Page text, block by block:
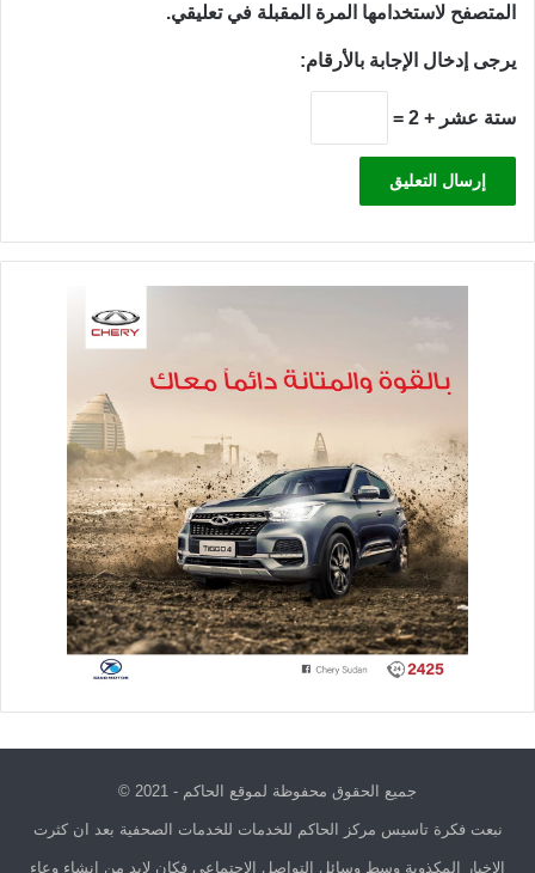
المتصفح لاستخدامها المرة المقبلة في تعليقي.
يرجى إدخال الإجابة بالأرقام:
ستة عشر + 2 =
جميع الحقوق محفوظة لموقع الحاكم - 2021 ©
نبعت فكرة تاسيس مركز الحاكم للخدمات للخدمات الصحفية بعد ان كثرت
الاخبار المكذوبة وسط وسائل التواصل الاجتماعي فكان لابد من انشاء وعاء